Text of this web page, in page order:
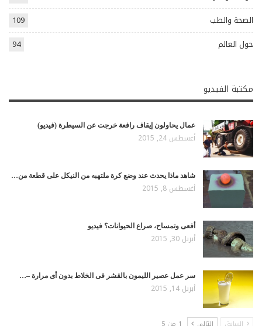
الصحة والطب
109
حول العالم
94
مكتبة الفيديو
عمال يحاولون إيقاف رافعة خرجت عن السيطرة (فيديو)
أغسطس 24, 2015
شاهد ماذا يحدث عند وضع كرة ملتهبه من النيكل على قطعة من…
أغسطس 8, 2015
أفعى وتمساح، صراع الحيوانات؟ فيديو
أبريل 30, 2015
سر عمل عصير الليمون بالقشر فى الخلاط بدون أى مرارة –…
أبريل 14, 2015